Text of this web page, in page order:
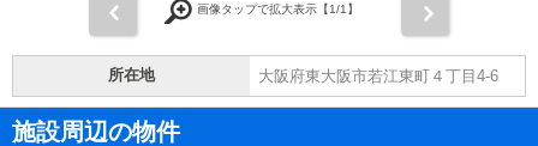
画像タップで拡大表示【1/1】
所在地 大阪府東大阪市若江東町４丁目4-6
施設周辺の物件